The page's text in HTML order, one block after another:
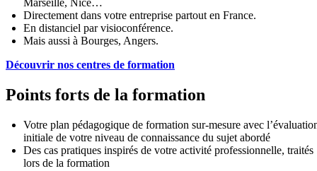
Marseille, Nice…
Directement dans votre entreprise partout en France.
En distanciel par visioconférence.
Mais aussi à Bourges, Angers.
Découvrir nos centres de formation
Points forts de la formation
Votre plan pédagogique de formation sur-mesure avec
initiale de votre niveau de connaissance du sujet abordé
Des cas pratiques inspirés de votre activité professionnelle, traités
lors de la formation